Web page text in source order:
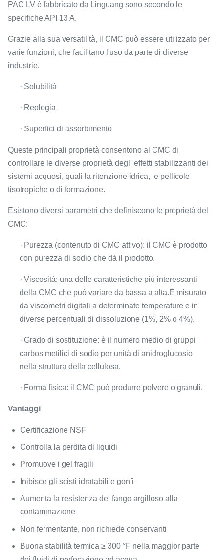
PAC LV è fabbricato da Linguang sono secondo le
specifiche API 13 A.
Grazie alla sua versatilità, il CMC può essere utilizzato per
varie funzioni, che facilitano l'uso da parte di diverse
industrie.
· Solubilità
· Reologia
· Superfici di assorbimento
Queste principali proprietà consentono al CMC di
controllare le diverse proprietà degli effetti stabilizzanti dei
sistemi acquosi, quali la ritenzione idrica, le pellicole
tisotropiche o di formazione.
Esistono diversi parametri che definiscono le proprietà del
CMC:
· Purezza (contenuto di CMC attivo): il CMC è prodotto
con purezza di sodio che dà il prodotto.
· Viscosità: una delle caratteristiche più interessanti
della CMC che può variare da bassa a alta.È misurato
da viscometri digitali a determinate temperature e in
diverse percentuali di dissoluzione (1%, 2% o 4%).
· Grado di sostituzione: è il numero medio di gruppi
carbosimetilici di sodio per unità di anidroglucosio
nella struttura della cellulosa.
· Forma fisica: il CMC può produrre polvere o granuli.
Vantaggi
Certificazione NSF
Controlla la perdita di liquidi
Promuove i gel fragili
Inibisce gli scisti idratabili e gonfi
Aumenta la resistenza del fango argilloso alla
contaminazione
Non fermentante, non richiede conservanti
Buona stabilità termica ≥ 300 °F nella maggior parte